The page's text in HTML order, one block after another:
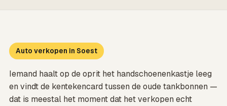
Auto verkopen in Soest
Iemand haalt op de oprit het handschoenenkastje leeg
en vindt de kentekencard tussen de oude tankbonnen —
dat is meestal het moment dat het verkopen echt